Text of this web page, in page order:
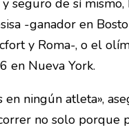
y seguro de sí
-ganador en
y Roma-, o el
en Nueva York.
en ningún atleta»,
no solo porque